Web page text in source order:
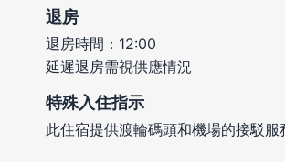
退房
退房時間：12:00
延遲退房需視供應情況
特殊入住指示
此住宿提供渡輪碼頭和機場的接駁服